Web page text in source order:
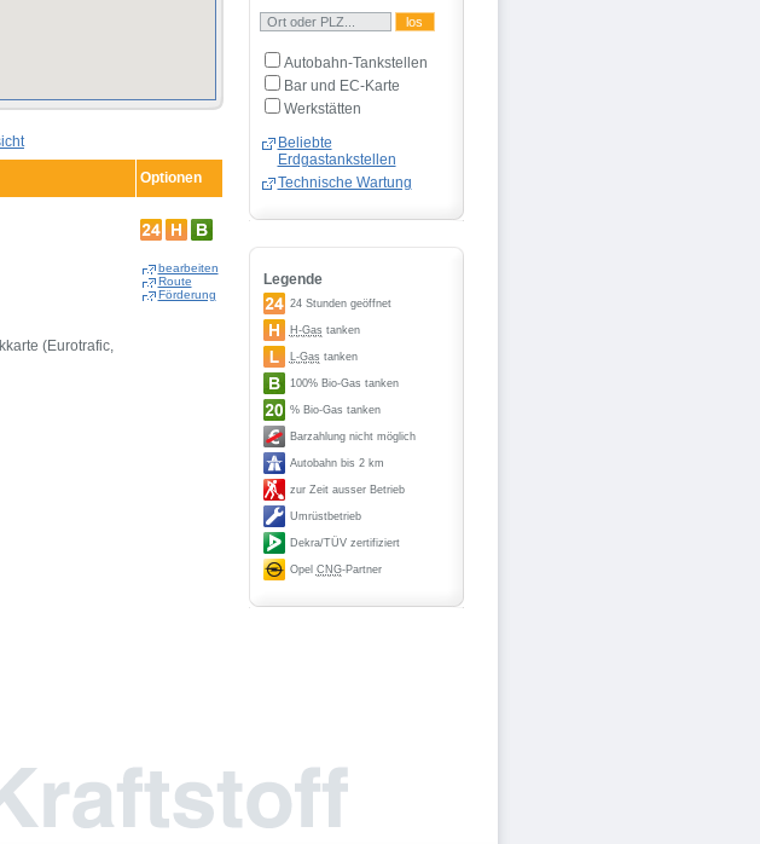
Optionen
(Eurotrafic,
bearbeiten
Route
Förderung
Autobahn-Tankstellen
Bar und EC-Karte
Werkstätten
Beliebte
Erdgastankstellen
Technische Wartung
Legende
24 Stunden geöffnet
H-Gas tanken
L-Gas tanken
100% Bio-Gas tanken
% Bio-Gas tanken
Barzahlung nicht möglich
Autobahn bis 2 km
zur Zeit ausser Betrieb
Umrüstbetrieb
Dekra/TÜV zertifiziert
Opel CNG-Partner